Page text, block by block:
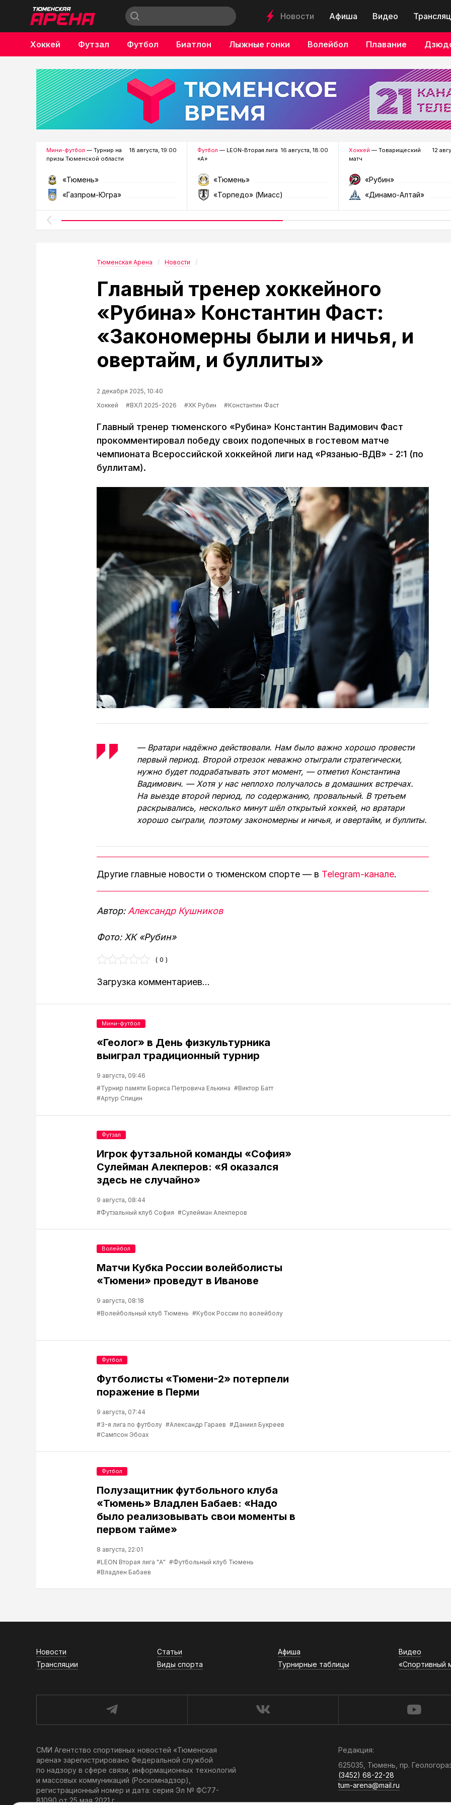
Новости Афиша Видео
Хоккей Футзал Футбол Биатлон Лыжные гонки Волейбол Плавание
Бокс
Мини-футбол — Турнир на
призы Тюменской области
18 августа, 19:00
«Тюмень»
«Газпром-Югра»
Футбол — LEON-Вторая лига
«А»
16 августа, 18:00
«Тюмень»
«Торпедо» (Миасс)
Хоккей — Товарищеский
матч
12
«Рубин»
«Динамо-Алтай»
Тюменская Арена Новости
Главный тренер хоккейного
«Рубина» Константин Фаст:
«Закономерны были и ничья, и
овертайм, и буллиты»
2 декабря 2025, 10:40
Хоккей
#ВХЛ 2025-2026 #ХК Рубин #Константин Фаст
Главный тренер тюменского «Рубина» Константин Вадимович Фаст
прокомментировал победу своих подопечных в гостевом матче
чемпионата Всероссийской хоккейной лиги над «Рязанью-ВДВ» - 2:1 (по
буллитам).
— Вратари надёжно действовали. Нам было важно хорошо провести
первый период. Второй отрезок неважно отыграли стратегически,
нужно будет подрабатывать этот момент, — отметил Константина
Вадимович. — Хотя у нас неплохо получалось в домашних встречах.
На выезде второй период, по содержанию, провальный. В третьем
раскрывались, несколько минут шёл открытый хоккей, но вратари
хорошо сыграли, поэтому закономерны и ничья, и овертайм, и буллиты.
Другие главные новости о тюменском спорте — в Telegram-канале.
Автор: Александр Кушников
Фото: ХК «Рубин»
( 0 )
Загрузка комментариев...
«Геолог» в День физкультурника
выиграл традиционный турнир
9 августа, 09:46
#Турнир памяти Бориса Петровича Елькина #Виктор Батт
#Артур Спицин
Мини-футбол
Игрок футзальной команды «София»
Сулейман Алекперов: «Я оказался
здесь не случайно»
9 августа, 08:44
#Футзальный клуб София #Сулейман Алекперов
Футзал
Матчи Кубка России волейболисты
«Тюмени» проведут в Иванове
9 августа, 08:18
#Волейбольный клуб Тюмень #Кубок России по волейболу
Волейбол
Футболисты «Тюмени-2» потерпели
поражение в Перми
9 августа, 07:44
#3-я лига по футболу #Александр Гараев #Даниил Букреев
#Сампсон Эбоах
Футбол
Полузащитник футбольного клуба
«Тюмень» Владлен Бабаев: «Надо
было реализовывать свои моменты в
первом тайме»
8 августа, 22:01
#LEON Вторая лига "А" #Футбольный клуб Тюмень
#Владлен Бабаев
Футбол
Новости Статьи Афиша Видео
Трансляции
Виды спорта Турнирные таблицы «Спортивный
СМИ Агентство спортивных новостей «Тюменская
арена» зарегистрировано Федеральной службой
по надзору в сфере связи, информационных технологий
и массовых коммуникаций (Роскомнадзор),
регистрационный номер и дата: серия Эл № ФС77-
81090 от 25 мая 2021 г.
Редакция:
625035, Тюмень, пр.
(3452) 68-22-28
tum-arena@mail.ru